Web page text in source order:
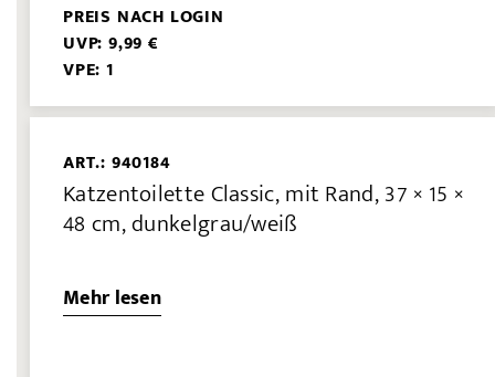
PREIS NACH LOGIN
UVP: 9,99 €
VPE: 1
ART.: 940184
Katzentoilette Classic, mit Rand, 37 × 15 ×
48 cm, dunkelgrau/weiß
Mehr lesen